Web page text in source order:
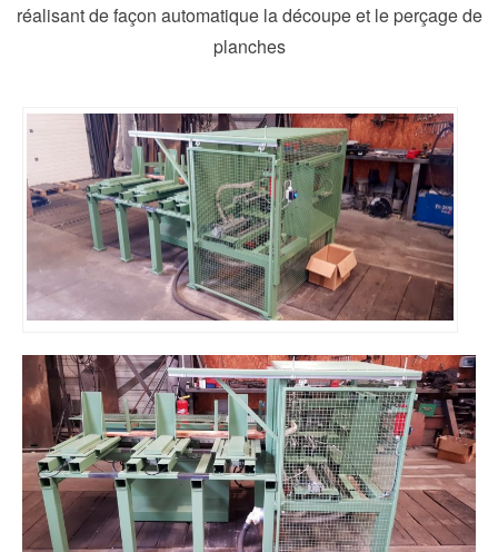
réalisant de façon automatique la découpe et le perçage de
planches